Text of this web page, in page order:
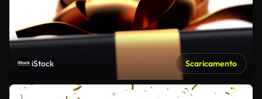
iStock Scaricamento